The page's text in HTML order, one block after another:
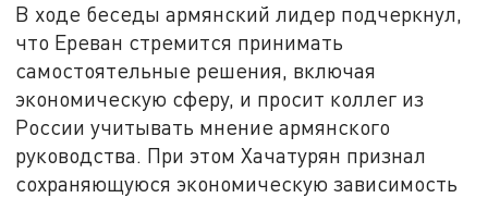
В ходе беседы армянский лидер подчеркнул,
что Ереван стремится принимать
самостоятельные решения, включая
экономическую сферу, и просит коллег из
России учитывать мнение армянского
руководства. При этом Хачатурян признал
сохраняющуюся экономическую зависимость